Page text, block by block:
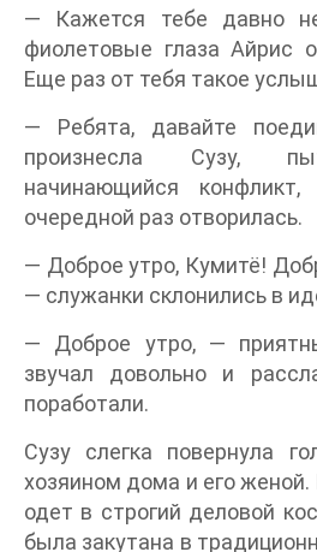
— Кажется тебе давно
фиолетовые глаза Айрис
Еще раз от тебя такое
— Ребята, давайте
произнесла Сузу,
начинающийся
очередной раз отворилась.
— Доброе утро, Кумитё!
— служанки склонились в
— Доброе утро, —
звучал довольно и
поработали.
Сузу слегка повернула
хозяином дома и его
одет в строгий деловой
была закутана в